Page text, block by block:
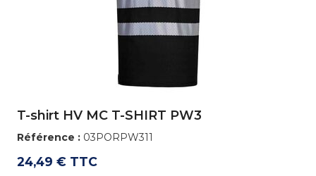
T-shirt HV MC T-SHIRT PW3
Référence :03PORPW311
24,49 € TTC